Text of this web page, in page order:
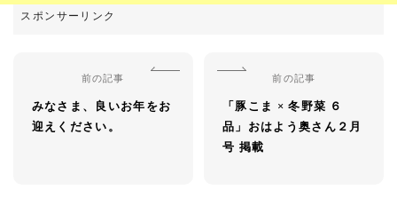
前の記事
みなさま、良いお年をお
迎えください。
前の記事
「豚こま × 冬野菜 ６
品」おはよう奥さん２月
号 掲載